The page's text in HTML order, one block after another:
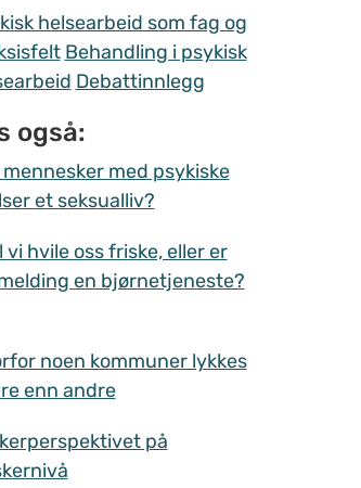
helsearbeid som fag og
Behandling i psykisk
Debattinnlegg
også:
mennesker med psykiske
et seksualliv?
vi hvile oss friske, eller er
en bjørnetjeneste?
noen kommuner lykkes
enn andre
på